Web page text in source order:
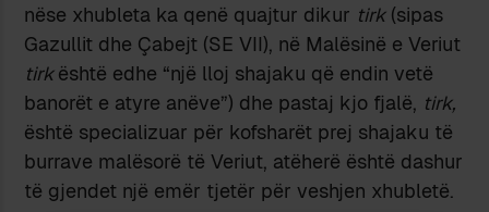
nëse xhubleta ka qenë quajtur dikur tirk(sipas
Gazullit dhe Çabejt (SE VII), në Malësinë e Veriut
tirkështë edhe “një lloj shajaku që endin vetë
banorët e atyre anëve”) dhe pastaj kjo fjalë, tirk,
është specializuar për kofsharët prej shajaku të
burrave malësorë të Veriut, atëherë është dashur
të gjendet një emër tjetër për veshjen xhubletë.